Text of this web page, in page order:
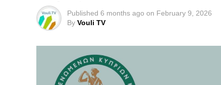
Published 6 months ago on February 9, 2026
By Vouli TV